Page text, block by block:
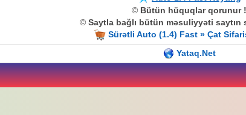
© Bütün hüquqlar qorunur !
© Saytla bağlı bütün məsuliyyəti saytın
Sürətli Auto (1.4) Fast » Çat
Yataq.Net